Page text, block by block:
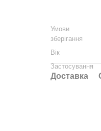
Умови
зберігання
Вік
Застосування
Доставка